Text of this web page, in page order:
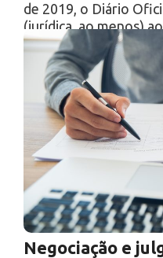
de 2019, o Diário
(jurídica, ao menos)
Ver Mais
Negociação e